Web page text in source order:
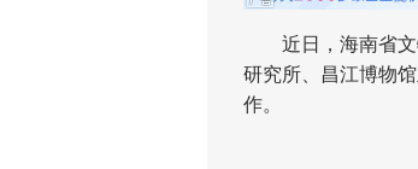
近日，海南省文
研究所、昌江博物
作。